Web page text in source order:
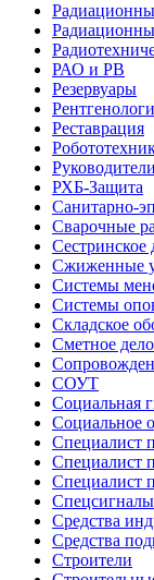
РАО и РВ
Резервуары
Реставрация
РХБ-Защита
Санитарно-
Сварочные
Сестринское
Сжиженные
Системы
Системы
Складское
Сметное дело
СОУТ
Социальная
Социальное
Специалист
Специалист
Специалист
Спецсигналы
Средства
Средства
Строители